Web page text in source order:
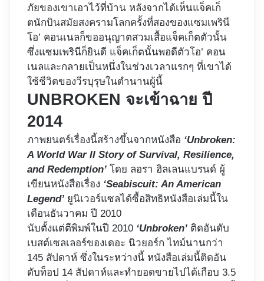
ภัยของเขาเอาไว้ที่บ้าน หลังจากได้เห็นแจ็คเก็
ตนักบินสมัยสงครามโลกครั้งที่สองของแซมเพรินี
โอ’ คอนเนลก็ขออนุญาตสวมเสื้อแจ็คเก็ตตัวนั้น
ซึ่งแซมเพรินีก็ยินดี แจ็คเก็ตนั้นพอดีตัวโอ’ คอน
เนลและกลายเป็นหนึ่งในช่วงเวลาแรกๆ ที่เขาได้
ใช้ชีวิตของวีรบุรุษในตำนานผู้นี้
UNBROKEN จะเข้าฉาย ปี
2014
ภาพยนตร์เรื่องนี้สร้างขึ้นจากหนังสือ ‘Unbroken:
A World War II Story of Survival, Resilience,
and Redemption’ โดย ลอรา ฮิลเลนแบรนด์ ผู้
เขียนหนังสือเรื่อง ‘Seabiscuit: An American
Legend’ ยูนิเวอร์แซลได้ซื้อสิทธิหนังสือเล่มนี้ใน
เดือนธันวาคม ปี 2010
นับตั้งแต่ตีพิมพ์ในปี 2010 ‘Unbroken’ ติดอันดับ
เบสต์เซลเลอร์ของเดอะ นิวยอร์ก ไทม์นานกว่า
145 สัปดาห์ ซึ่งในระหว่างนี้ หนังสือเล่มนี้ติดอัน
ดับท็อป 14 สัปดาห์และทำยอดขายไปได้เกือบ 3.5